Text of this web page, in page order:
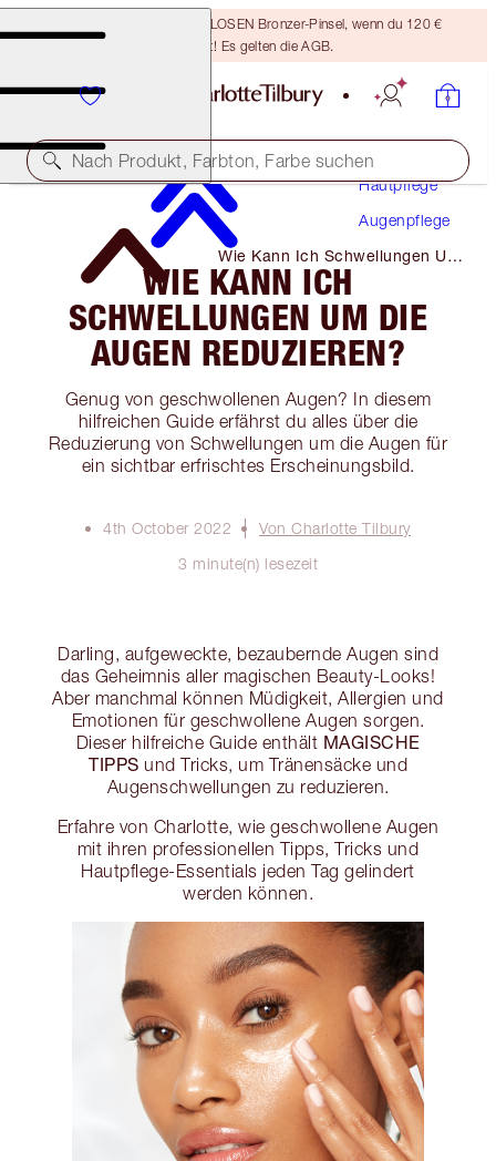
Sichere dir einen KOSTENLOSEN Bronzer-Pinsel, wenn du 120 €
ausgibst! Es gelten die AGB.
Nach Produkt, Farbton, Farbe suchen
Hautpflege
Augenpflege
Wie Kann Ich Schwellungen Um
Die Augen Reduzieren?
WIE KANN ICH
SCHWELLUNGEN UM DIE
AUGEN REDUZIEREN?
Genug von geschwollenen Augen? In diesem
hilfreichen Guide erfährst du alles über die
Reduzierung von Schwellungen um die Augen für
ein sichtbar erfrischtes Erscheinungsbild.
4th October 2022
Von Charlotte Tilbury
3 minute(n) lesezeit
Darling, aufgeweckte, bezaubernde Augen sind
das Geheimnis aller magischen Beauty-Looks!
Aber manchmal können Müdigkeit, Allergien und
Emotionen für geschwollene Augen sorgen.
Dieser hilfreiche Guide enthält MAGISCHE
TIPPS und Tricks, um Tränensäcke und
Augenschwellungen zu reduzieren.
Erfahre von Charlotte, wie geschwollene Augen
mit ihren professionellen Tipps, Tricks und
Hautpflege-Essentials jeden Tag gelindert
werden können.